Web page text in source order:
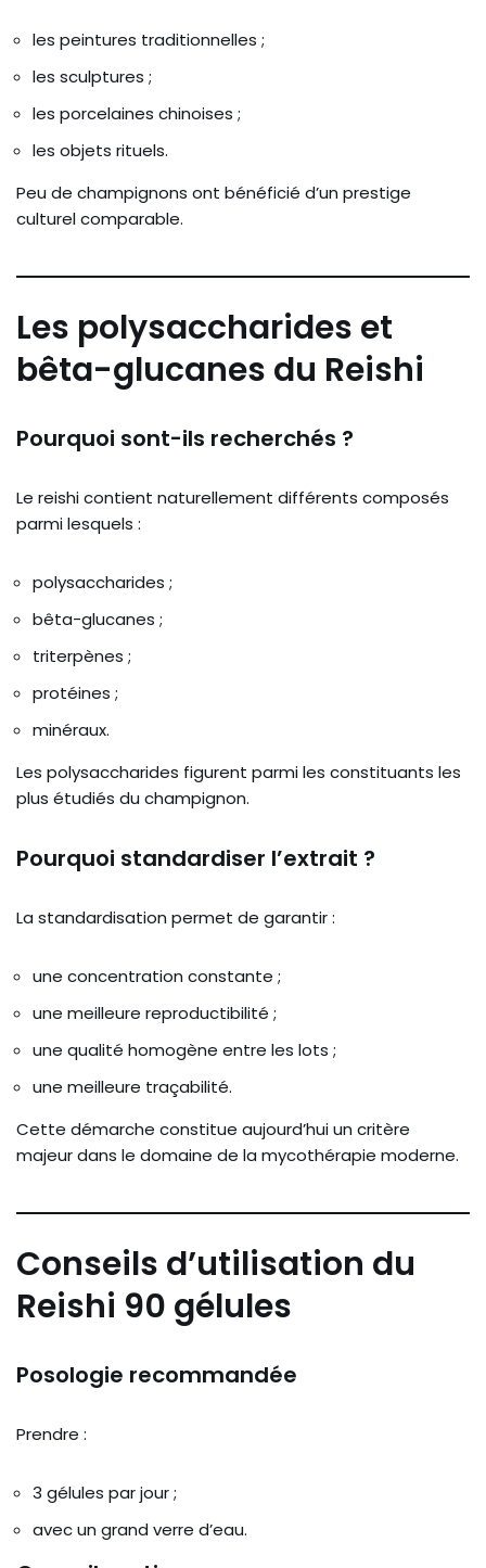
les peintures traditionnelles ;
les sculptures ;
les porcelaines chinoises ;
les objets rituels.
Peu de champignons ont bénéficié d’un prestige
culturel comparable.
Les polysaccharides et
bêta-glucanes du Reishi
Pourquoi sont-ils recherchés ?
Le reishi contient naturellement différents composés
parmi lesquels :
polysaccharides ;
bêta-glucanes ;
triterpènes ;
protéines ;
minéraux.
Les polysaccharides figurent parmi les constituants les
plus étudiés du champignon.
Pourquoi standardiser l’extrait ?
La standardisation permet de garantir :
une concentration constante ;
une meilleure reproductibilité ;
une qualité homogène entre les lots ;
une meilleure traçabilité.
Cette démarche constitue aujourd’hui un critère
majeur dans le domaine de la mycothérapie moderne.
Conseils d’utilisation du
Reishi 90 gélules
Posologie recommandée
Prendre :
3 gélules par jour ;
avec un grand verre d’eau.